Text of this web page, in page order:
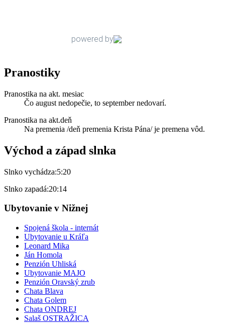
Pranostiky
Pranostika na akt. mesiac
Čo august nedopečie, to september nedovarí.
Pranostika na akt.deň
Na premenia /deň premenia Krista Pána/ je premena vôd.
Východ a západ slnka
Slnko vychádza:5:20
Slnko zapadá:20:14
Ubytovanie v Nižnej
Spojená škola - internát
Ubytovanie u Kráľa
Leonard Mika
Ján Homola
Penzión Uhliská
Ubytovanie MAJO
Penzión Oravský zrub
Chata Blava
Chata Golem
Chata ONDREJ
Salaš OSTRAŽICA